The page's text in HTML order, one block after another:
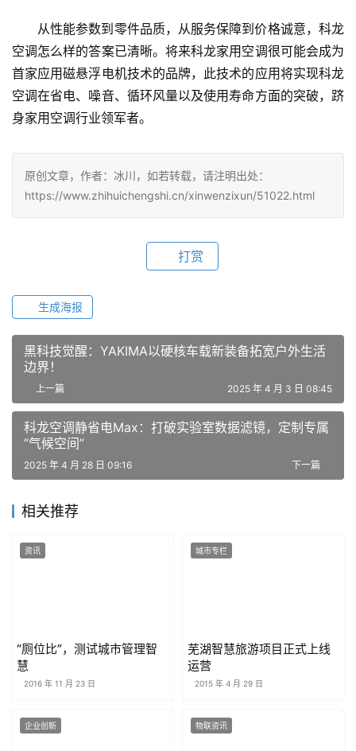
从性能参数到零件品质，从服务保障到价格诚意，科龙
空调怎么样的答案已清晰。将来科龙家用空调很可能会成为
首家应用磁悬浮电机技术的品牌，此技术的应用将实现科龙
空调在省电、噪音、循环风量以及使用寿命方面的突破，跻
身家用空调行业领军者。
原创文章，作者：冰川，如若转载，请注明出处：
https://www.zhihuichengshi.cn/xinwenzixun/51022.html
打赏
生成海报
​黑科技觉醒：YAKIMA以硬核车载新装备拓宽户外生活
边界！
上一篇 2025 年 4 月 3 日 08:45
科龙空调静省电Max：打破实验室数据滤镜，定制专属
“气候空间”
下一篇
2025 年 4 月 28 日 09:16
相关推荐
资讯
“厕位比”，测试城市管理智
慧
2016 年 11 月 23 日
城市专栏
芜湖智慧旅游项目正式上线
运营
2015 年 4 月 29 日
企业创新 物联资讯